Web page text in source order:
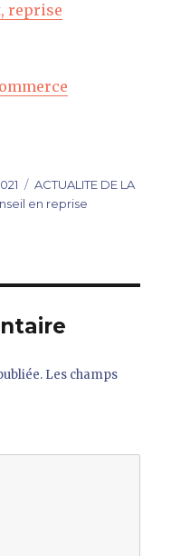
reprise
Catégories
ACTUALITE DE LA
en reprise
Les champs